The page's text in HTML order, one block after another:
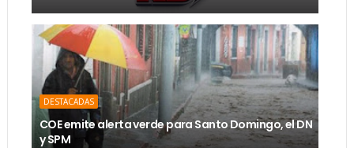
DESTACADAS
COE emite alerta verde para Santo Domingo, el DN
y SPM